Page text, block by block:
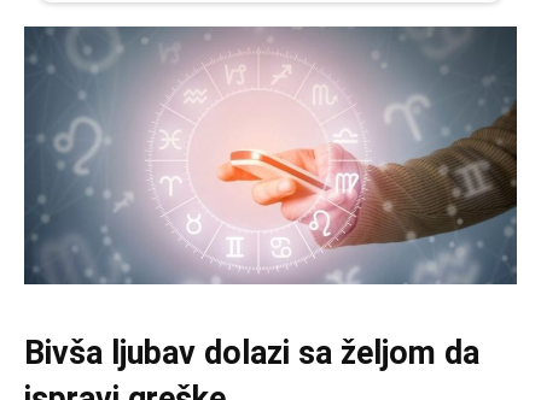
Bivša ljubav dolazi sa željom da